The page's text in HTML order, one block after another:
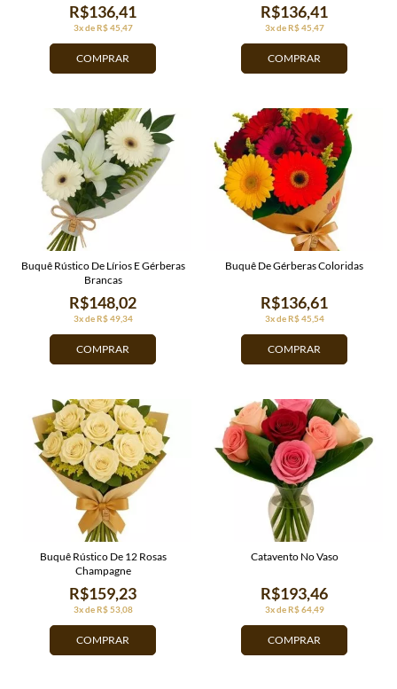
COMPRAR
3x de R$ 45,47
R$136,41
COMPRAR
3x de R$ 45,47
R$136,41
COMPRAR
3x de R$ 49,34
R$148,02
Buquê Rústico De Lírios E Gérberas
Brancas
COMPRAR
3x de R$ 45,54
R$136,61
Buquê De Gérberas Coloridas
COMPRAR
3x de R$ 53,08
R$159,23
Buquê Rústico De 12 Rosas
Champagne
COMPRAR
3x de R$ 64,49
R$193,46
Catavento No Vaso